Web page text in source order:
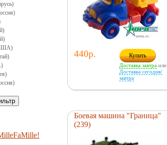
440р. Купить
Доставка завтра или
Доставка сегодня/
завтра
Боевая машина "Граница"
(239)